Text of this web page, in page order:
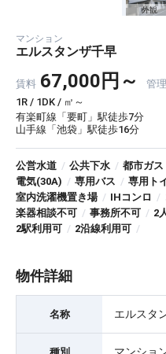
外観
マンション
エルスタンザ千早
賃料 67,000円～ 管
1R / 1DK / ㎡～
有楽町線「要町」駅徒歩7分
山手線「池袋」駅徒歩16分
公営水道 / 公共下水 / 都市ガス
電気(30A) / 専用バス / 専用ト
室内洗濯機置き場 / IHコンロ /
楽器相談不可 / 事務所不可 / 2
2駅利用可 / 2沿線利用可 /
物件詳細
名称 エルスタ